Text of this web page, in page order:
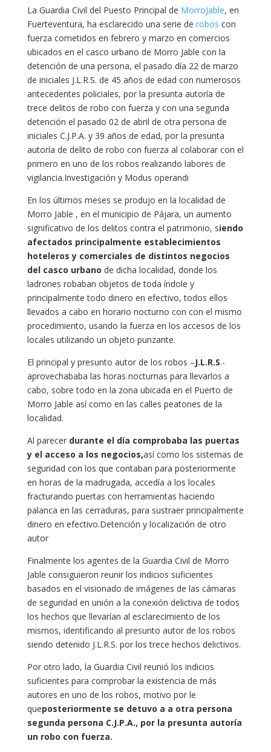
La Guardia Civil del Puesto Principal de MorroJable, en
Fuerteventura, ha esclarecido una serie de robos con
fuerza cometidos en febrero y marzo en comercios
ubicados en el casco urbano de Morro Jable con la
detención de una persona, el pasado día 22 de marzo
de iniciales J.L.R.S. de 45 años de edad con numerosos
antecedentes policiales, por la presunta autoría de
trece delitos de robo con fuerza y con una segunda
detención el pasado 02 de abril de otra persona de
iniciales C.J.P.A. y 39 años de edad, por la presunta
autoría de delito de robo con fuerza al colaborar con el
primero en uno de los robos realizando labores de
vigilancia.Investigación y Modus operandi
En los últimos meses se produjo en la localidad de
Morro Jable , en el municipio de Pájara, un aumento
significativo de los delitos contra el patrimonio, siendo
afectados principalmente establecimientos
hoteleros y comerciales de distintos negocios
del casco urbano de dicha localidad, donde los
ladrones robaban objetos de toda índole y
principalmente todo dinero en efectivo, todos ellos
llevados a cabo en horario nocturno con con el mismo
procedimiento, usando la fuerza en los accesos de los
locales utilizando un objeto punzante.
El principal y presunto autor de los robos –J.L.R.S.-
aprovechababa las horas nocturnas para llevarlos a
cabo, sobre todo en la zona ubicada en el Puerto de
Morro Jable así como en las calles peatones de la
localidad.
Al parecerdurante el día comprobaba las puertas
y el acceso a los negocios,así como los sistemas de
seguridad con los que contaban para posteriormente
en horas de la madrugada, accedía a los locales
fracturando puertas con herramientas haciendo
palanca en las cerraduras, para sustraer principalmente
dinero en efectivo.Detención y localización de otro
autor
Finalmente los agentes de la Guardia Civil de Morro
Jable consiguieron reunir los indicios suficientes
basados en el visionado de imágenes de las cámaras
de seguridad en unión a la conexión delictiva de todos
los hechos que llevarían al esclarecimiento de los
mismos, identificando al presunto autor de los robos
siendo detenido J.L.R.S. por los trece hechos delictivos.
Por otro lado, la Guardia Civil reunió los indicios
suficientes para comprobar la existencia de más
autores en uno de los robos, motivo por le
queposteriormente se detuvo a a otra persona
segunda persona C.J.P.A., por la presunta autoría
un robo con fuerza.